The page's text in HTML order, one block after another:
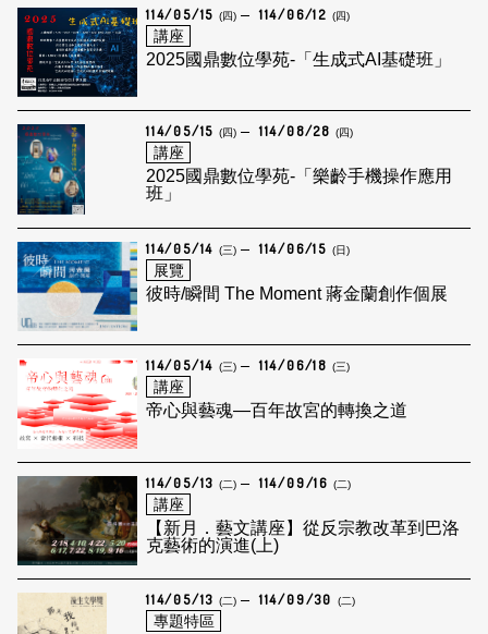
114/05/15 (四) 114/06/12 (四)
講座
2025國鼎數位學苑-「生成式AI基礎班」
114/05/15 (四) 114/08/28 (四)
講座
2025國鼎數位學苑-「樂齡手機操作應用
班」
114/05/14 (三) 114/06/15 (日)
展覽
彼時/瞬間 The Moment 蔣金蘭創作個展
114/05/14 (三) 114/06/18 (三)
講座
帝心與藝魂—百年故宮的轉換之道
114/05/13 (二) 114/09/16 (二)
講座
【新月．藝文講座】從反宗教改革到巴洛
克藝術的演進(上)
114/05/13 (二) 114/09/30 (二)
專題特區